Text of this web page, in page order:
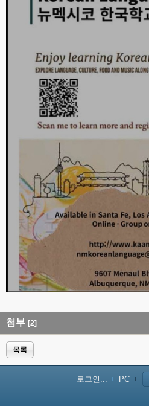
첨부 [2]
목록
로그인... PC